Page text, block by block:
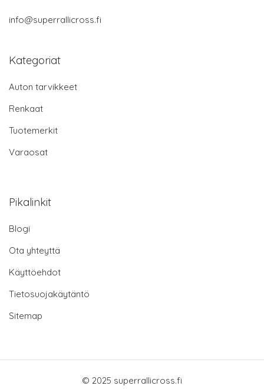
info@superrallicross.fi
Kategoriat
Auton tarvikkeet
Renkaat
Tuotemerkit
Varaosat
Pikalinkit
Blogi
Ota yhteyttä
Käyttöehdot
Tietosuojakäytäntö
Sitemap
© 2025 superrallicross.fi